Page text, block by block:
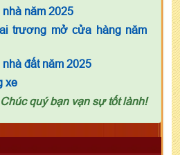
năm 2025
trương mở cửa hàng năm
đất năm 2025
xe
Chúc quý bạn vạn sự tốt lành!